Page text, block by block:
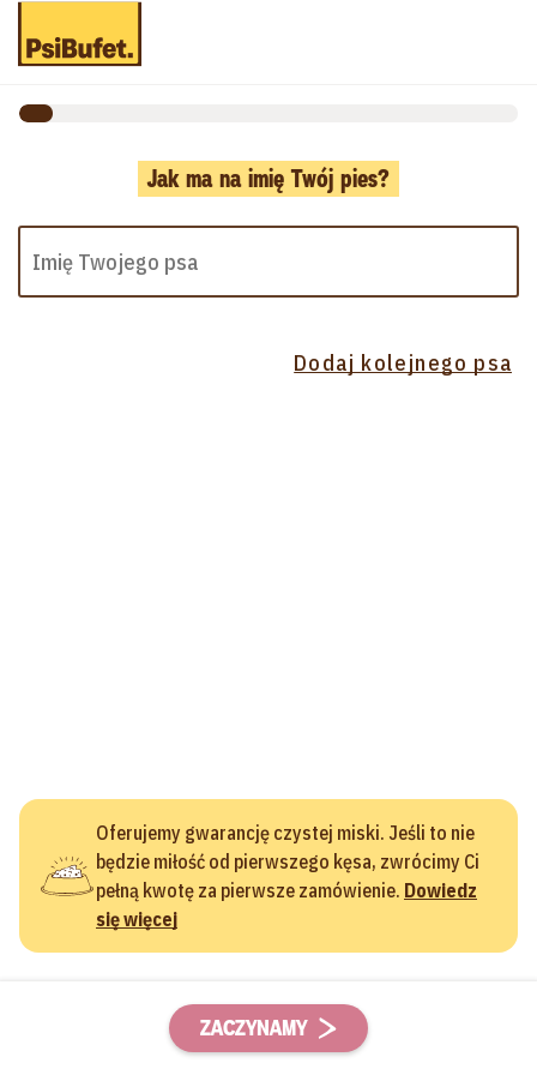
Jak ma na imię Twój pies?
Dodaj kolejnego psa
ZACZYNAMY
Oferujemy gwarancję czystej miski. Jeśli to nie
będzie miłość od pierwszego kęsa, zwrócimy Ci
pełną kwotę za pierwsze zamówienie. Dowiedz
się więcej